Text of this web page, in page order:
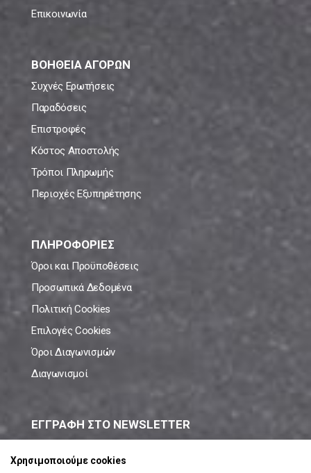
Επικοινωνία
ΒΟΗΘΕΙΑ ΑΓΟΡΩΝ
Συχνές Ερωτήσεις
Παραδόσεις
Επιστροφές
Κόστος Αποστολής
Τρόποι Πληρωμής
Περιοχές Εξυπηρέτησης
ΠΛΗΡΟΦΟΡΙΕΣ
Όροι και Προϋποθέσεις
Προσωπικά Δεδομένα
Πολιτική Cookies
Επιλογές Cookies
Όροι Διαγωνισμών
Διαγωνισμοί
ΕΓΓΡΑΦΗ ΣΤΟ NEWSLETTER
Χρησιμοποιούμε cookies